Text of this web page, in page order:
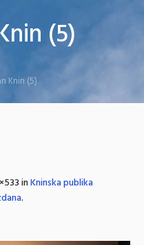
(5)
Knin (5)
inKninska publika
.